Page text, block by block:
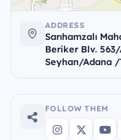
ADDRESS
Sarıhamzalı
Beriker Blv. 563/
Seyhan/Adana
FOLLOW THEM